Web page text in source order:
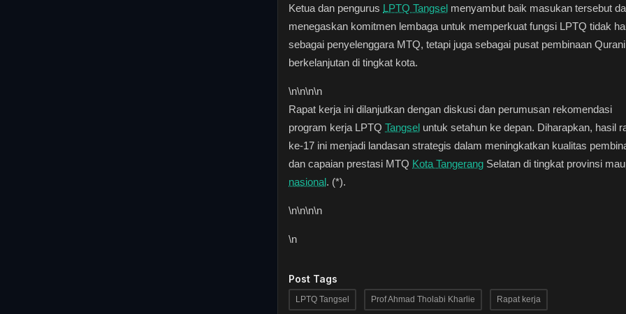
Ketua dan pengurus LPTQ Tangsel menyambut baik masukan tersebut
menegaskan komitmen lembaga untuk memperkuat fungsi LPTQ tidak
sebagai penyelenggara MTQ, tetapi juga sebagai pusat pembinaan
berkelanjutan di tingkat kota.
\n\n\n\n
Rapat kerja ini dilanjutkan dengan diskusi dan perumusan rekomendasi
program kerja LPTQ Tangsel untuk setahun ke depan. Diharapkan, hasil
ke-17 ini menjadi landasan strategis dalam meningkatkan kualitas
dan capaian prestasi MTQ Kota Tangerang Selatan di tingkat provinsi
nasional. (*).
\n\n\n\n
\n
Post Tags
LPTQ Tangsel Prof Ahmad Tholabi Kharlie Rapat kerja